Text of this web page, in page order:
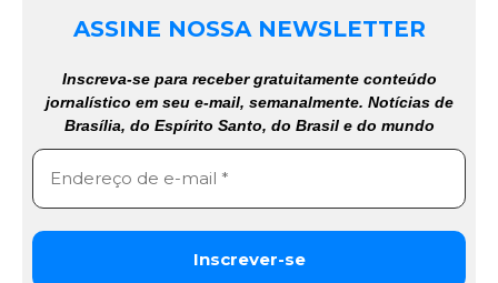
ASSINE NOSSA NEWSLETTER
Inscreva-se para receber gratuitamente conteúdo
jornalístico em seu e-mail, semanalmente. Notícias de
Brasília, do Espírito Santo, do Brasil e do mundo